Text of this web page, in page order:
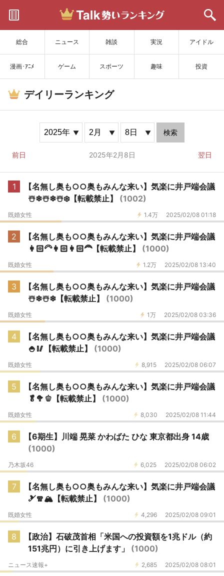
総合 ニュース 雑談 実況 アイドル
漫画･ｱﾆﾒ ゲーム スポーツ 趣味 投資
サイトを更新
デイリーランキング
検索
前日 2025年2月8日 翌日
1
【名無し奥も○○奥もみんな来い】気楽に井戸端会議
☃️❄☃️❄☃️❄️【転載禁止】 (1002)
1.4万 2025/02/08 01:18
既婚女性
2
【名無し奥も○○奥もみんな来い】気楽に井戸端会議
👩🏻‍🦳👩🏻👩🏻‍🦰【転載禁止】 (1000)
1.2万 2025/02/08 13:40
既婚女性
3
【名無し奥も○○奥もみんな来い】気楽に井戸端会議
☃️❄☃️❄【転載禁止】 (1000)
1万 2025/02/08 03:36
既婚女性
4
【名無し奥も○○奥もみんな来い】気楽に井戸端会議
🍚🥢【転載禁止】 (1000)
8,915 2025/02/08 06:07
既婚女性
5
【名無し奥も○○奥もみんな来い】気楽に井戸端会議
🥬🥦🫑【転載禁止】 (1000)
8,030 2025/02/08 11:44
既婚女性
6
【6期生】川端 晃菜 かわばた ひな 東京都出身 14歳
(1000)
6,025 2025/02/08 06:02
乃木坂46
7
【名無し奥も○○奥もみんな来い】気楽に井戸端会議
🎿🧣🏔【転載禁止】 (1000)
4,296 2025/02/08 09:01
既婚女性
8
【政治】石破茂首相「米国への投資額を1兆ドル（約
151兆円）に引き上げます」 (1000)
2,685 2025/02/08 08:01
ニュース速報+